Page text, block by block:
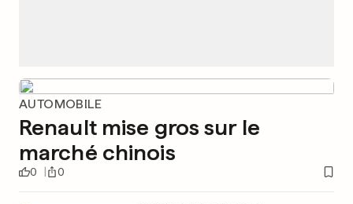
AUTOMOBILE
Renault mise gros sur le
marché chinois
0 0